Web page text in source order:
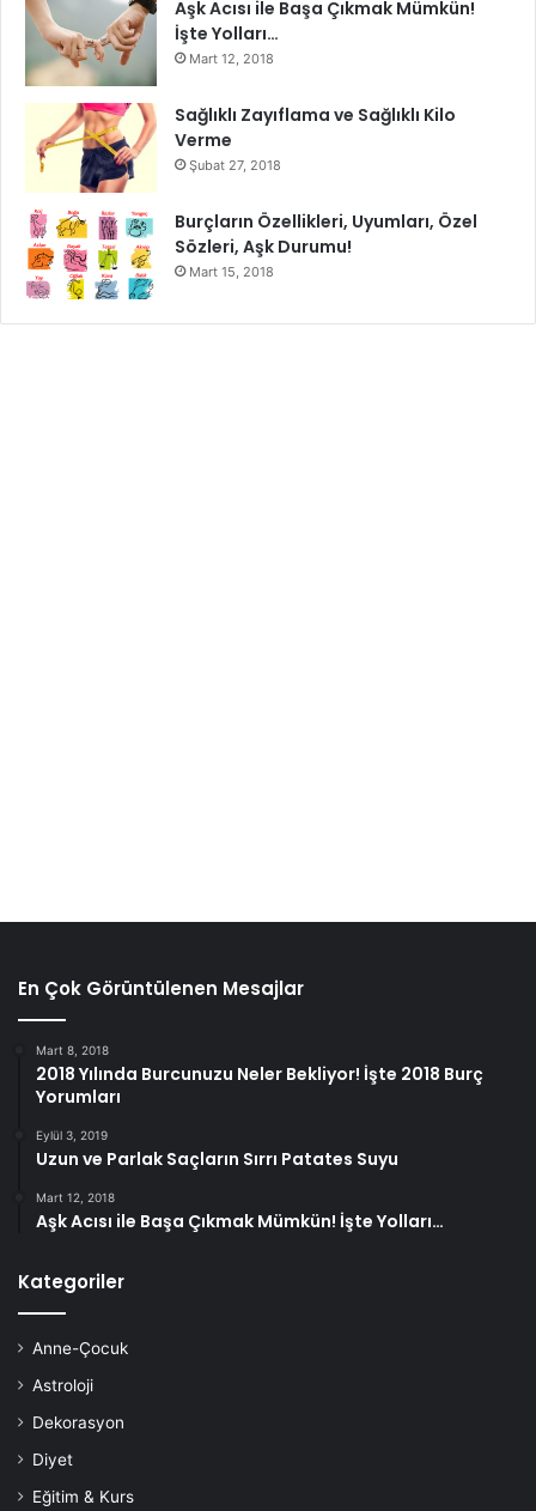
vermek yerine aldığınız nefesin bilincinde olmalısınız.
Aldığınız nefesin ne kadar bilincinde olursunuz farkındalık
sınırlarınızı da o kadar genişletmiş olursunuz.
Aşk Acısı ile Başa Çıkmak Mümkün!
İşte Yolları…
Mart 12, 2018
Sağlıklı Zayıflama ve Sağlıklı Kilo
Verme
Şubat 27, 2018
Burçların Özellikleri, Uyumları, Özel
Sözleri, Aşk Durumu!
Mart 15, 2018
En Çok Görüntülenen Mesajlar
Mart 8, 2018
2018 Yılında Burcunuzu Neler Bekliyor! İşte 2018 Burç
Yorumları
Eylül 3, 2019
Uzun ve Parlak Saçların Sırrı Patates Suyu
Mart 12, 2018
Aşk Acısı ile Başa Çıkmak Mümkün! İşte Yolları…
Kategoriler
Anne-Çocuk
Astroloji
Dekorasyon
Diyet
Eğitim & Kurs